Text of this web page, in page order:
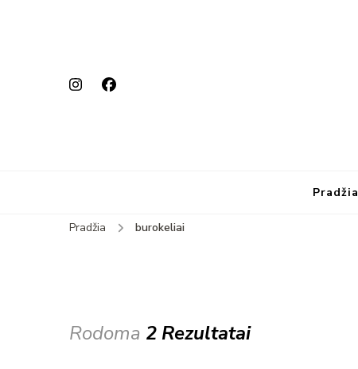
Pradžia
Pradžia burokeliai
Rodoma 2 Rezultatai